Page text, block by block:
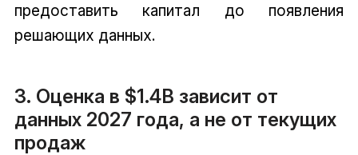
предоставить капитал до появления
решающих данных.
3. Оценка в $1.4B зависит от
данных 2027 года, а не от текущих
продаж